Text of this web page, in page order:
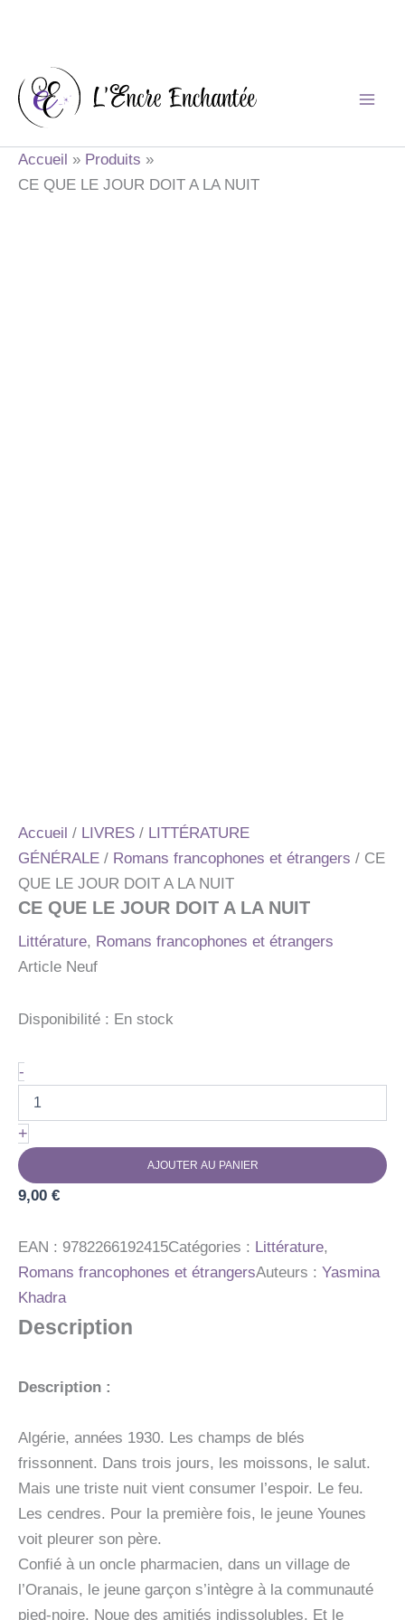
contenu
Accueil
Produits
CE QUE LE JOUR DOIT A LA NUIT
Accueil / LIVRES / LITTÉRATURE
GÉNÉRALE / Romans francophones et étrangers / CE
QUE LE JOUR DOIT A LA NUIT
CE QUE LE JOUR DOIT A LA NUIT
Littérature, Romans francophones et étrangers
Article Neuf
Disponibilité : En stock
-quantité
de
CE
QUE
LE
JOUR
DOIT
A
+
AJOUTER AU PANIER
9,00 €
EAN : 9782266192415Catégories : Littérature,
Romans francophones et étrangersAuteurs : Yasmina
Khadra
Description
Description :
Algérie, années 1930. Les champs de blés
frissonnent. Dans trois jours, les moissons, le salut.
Mais une triste nuit vient consumer l’espoir. Le feu.
Les cendres. Pour la première fois, le jeune Younes
voit pleurer son père.
Confié à un oncle pharmacien, dans un village de
l’Oranais, le jeune garçon s’intègre à la communauté
pied-noire. Noue des amitiés indissolubles. Et le